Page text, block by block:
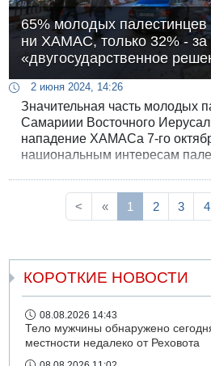
65% молодых
ни ХАМАС, только 32% - за
«двугосударственное
2 июня 2024, 14:26
Значительная часть молодых
Самариии Восточного
нападение ХАМАСа 7-го
национальным интересам
проводился палестинским
общественного мнения JMCC
ра Исана Аль-Хатыба. Его
< « 1 2 3 4
КОРОТКИЕ НОВОСТИ
08.08.2026 14:43
Тело мужчины обнаружено
местности недалеко от Реховота